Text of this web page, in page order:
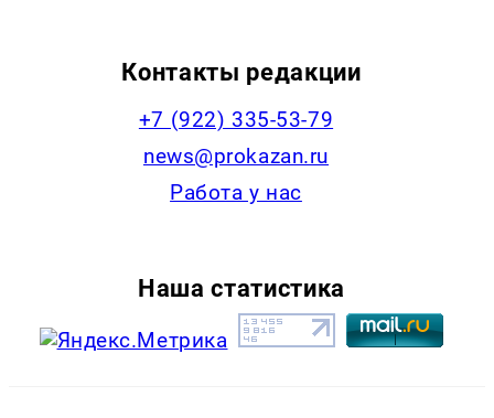
Контакты редакции
+7 (922) 335-53-79
news@prokazan.ru
Работа у нас
Наша статистика